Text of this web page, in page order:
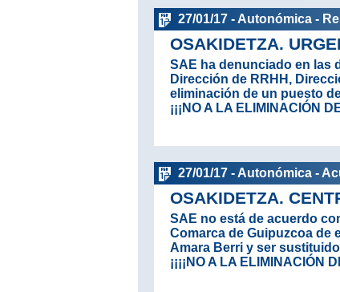
27/01/17 - Autonómica -
OSAKIDETZA.
SAE ha denunciado en las
Dirección de RRHH,
eliminación de un puesto
¡¡¡NO A LA ELIMINACIÓN
27/01/17 - Autonómica -
OSAKIDETZA.
SAE no está de acuerdo
Comarca de Guipuzcoa de
Amara Berri y ser
¡¡¡¡NO A LA